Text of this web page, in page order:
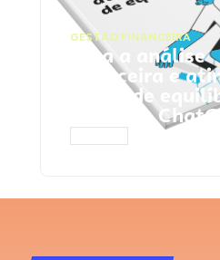
GESTÃO FINANCEIRA
Faça a análise
financeira e
ponto de
Prompts